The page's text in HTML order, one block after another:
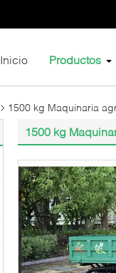
Inicio Productos
1500 kg Maquinaria
1500 kg